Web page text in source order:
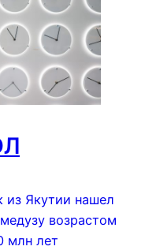
из Якутии нашел
возрастом
млн лет